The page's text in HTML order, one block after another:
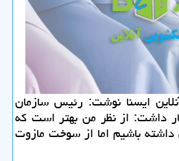
ایسنا نوشت: رئیس سازمان
داشت: از نظر من بهتر است که
باشیم اما از سوخت مازوت